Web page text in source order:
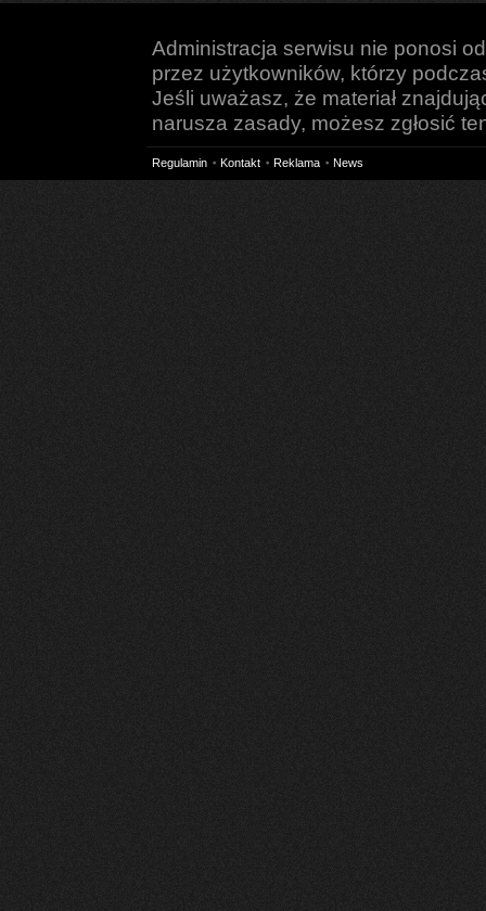
Administracja serwisu nie ponosi
przez użytkowników, którzy
Jeśli uważasz, że materiał
narusza zasady, możesz zgłosić
Regulamin Kontakt Reklama News